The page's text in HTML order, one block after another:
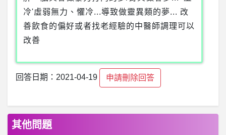
冷'虛弱無力、懼冷...導致做靈異類的夢... 改
善飲食的偏好或者找老經驗的中醫師調理可以
改善
回答日期：2021-04-19 申請刪除回答
其他問題